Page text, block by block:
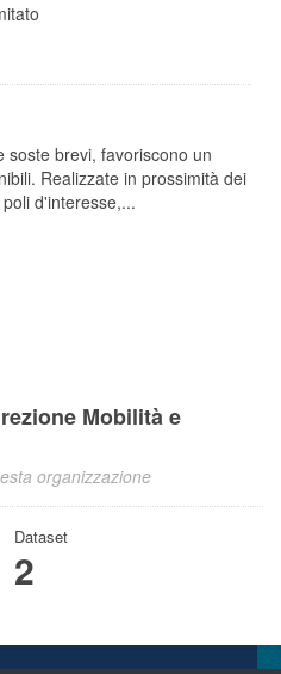
soste brevi, favoriscono un
Realizzate in prossimità dei
d'interesse,...
Mobilità e
organizzazione
Dataset
2